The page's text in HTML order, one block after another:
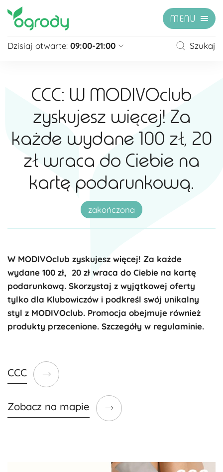
MENU
Dzisiaj otwarte: 09:00-21:00
Niedziela
zamknięte
Niedziela handlowa
10:00 - 20:00
zobacz więcej »
Szukaj
CCC: W MODIVOclub
zyskujesz więcej! Za
każde wydane 100 zł, 20
zł wraca do Ciebie na
kartę podarunkową.
zakończona
W MODIVOclub zyskujesz więcej! Za każde
wydane 100 zł, 20 zł wraca do Ciebie na kartę
podarunkową. Skorzystaj z wyjątkowej oferty
tylko dla Klubowiczów i podkreśl swój unikalny
styl z MODIVOclub. Promocja obejmuje również
produkty przecenione. Szczegóły w regulaminie.
CCC
Zobacz na mapie